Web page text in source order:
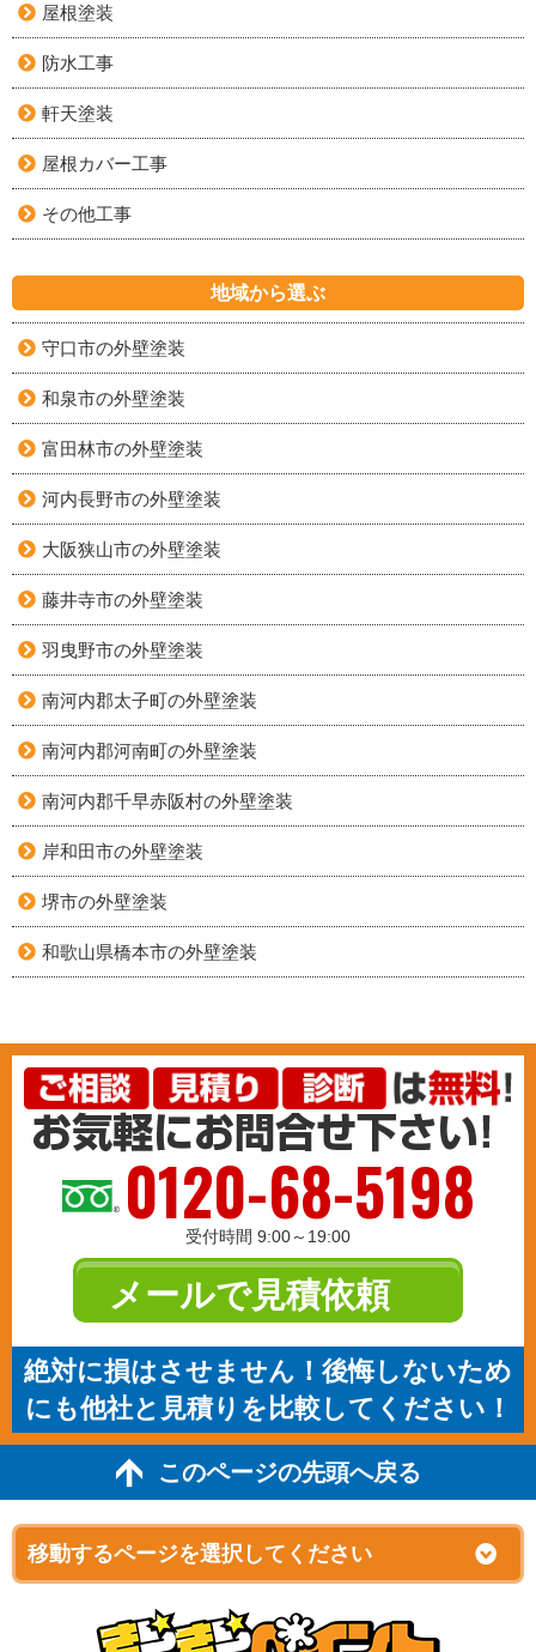
屋根塗装
防水工事
軒天塗装
屋根カバー工事
その他工事
地域から選ぶ
守口市の外壁塗装
和泉市の外壁塗装
富田林市の外壁塗装
河内長野市の外壁塗装
大阪狭山市の外壁塗装
藤井寺市の外壁塗装
羽曳野市の外壁塗装
南河内郡太子町の外壁塗装
南河内郡河南町の外壁塗装
南河内郡千早赤阪村の外壁塗装
岸和田市の外壁塗装
堺市の外壁塗装
和歌山県橋本市の外壁塗装
0120-68-5198
受付時間 9:00～19:00
メールで見積依頼
絶対に損はさせません！後悔しないため
にも他社と見積りを比較してください！
このページの先頭へ戻る